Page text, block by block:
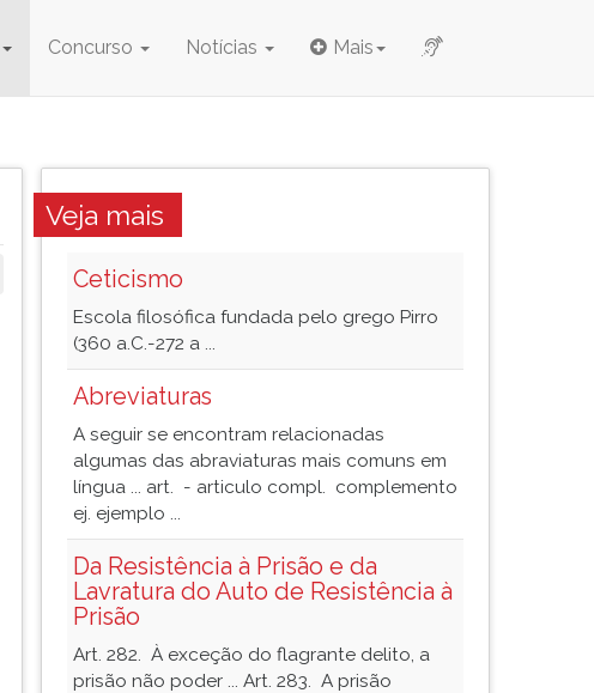
Concurso Notícias Mais
Veja mais
Ceticismo
Escola filosófica fundada pelo grego Pirro
(360 a.C.-272 a ...
Abreviaturas
A seguir se encontram relacionadas
algumas das abraviaturas mais comuns em
língua ... art. - articulo compl. complemento
ej. ejemplo ...
Da Resistência à Prisão e da
Lavratura do Auto de Resistência à
Prisão
Art. 282. À exceção do flagrante delito, a
prisão não poder ... Art. 283. A prisão